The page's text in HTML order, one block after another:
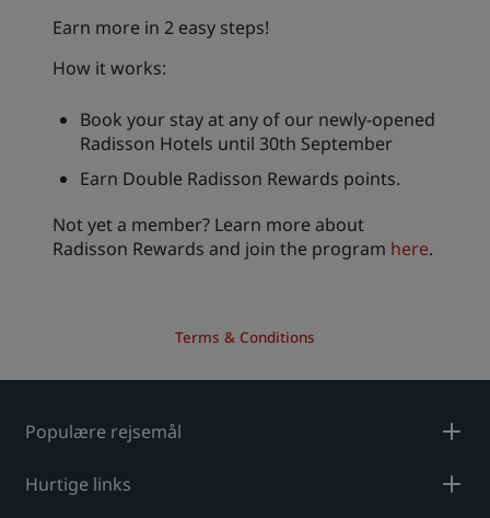
Earn more in 2 easy steps!
How it works:
Book your stay at any of our newly-opened
Radisson Hotels until 30th September
Earn Double Radisson Rewards points.
Not yet a member? Learn more about
Radisson Rewards and join the program here.
Terms & Conditions
Populære rejsemål
Hurtige links